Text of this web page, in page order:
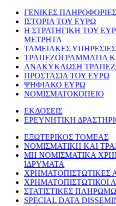
ΓΕΝΙΚΕΣ ΠΛΗΡΟΦΟΡΙΕΣ
ΙΣΤΟΡΙΑ ΤΟΥ ΕΥΡΩ
Η ΣΤΡΑΤΗΓΙΚΗ ΤΟΥ
ΜΕΤΡΗΤΑ
ΤΑΜΕΙΑΚΕΣ ΥΠΗΡΕΣΙΕΣ
ΤΡΑΠΕΖΟΓΡΑΜΜΑΤΙΑ
ΑΝΑΚΥΚΛΩΣΗ
ΠΡΟΣΤΑΣΙΑ ΤΟΥ ΕΥΡΩ
ΨΗΦΙΑΚΟ ΕΥΡΩ
ΝΟΜΙΣΜΑΤΟΚΟΠΕΙΟ
ΕΚΔΟΣΕΙΣ
ΕΡΕΥΝΗΤΙΚΗ
ΕΞΩΤΕΡΙΚΟΣ ΤΟΜΕΑΣ
ΝΟΜΙΣΜΑΤΙΚΗ ΚΑΙ
ΜΗ ΝΟΜΙΣΜΑΤΙΚΑ
ΙΔΡΥΜΑΤΑ
ΧΡΗΜΑΤΟΠΙΣΤΩΤΙΚΕΣ
ΧΡΗΜΑΤΟΠΙΣΤΩΤΙΚΟΙ
ΣΤΑΤΙΣΤΙΚΕΣ
SPECIAL DATA